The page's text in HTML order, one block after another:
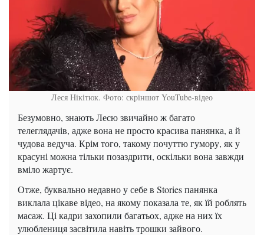
Леся Нікітюк. Фото: скріншот YouTube-відео
Безумовно, знають Лесю звичайно ж багато
телеглядачів, адже вона не просто красива панянка, а й
чудова ведуча. Крім того, такому почуттю гумору, як у
красуні можна тільки позаздрити, оскільки вона завжди
вміло жартує.
Отже, буквально недавно у себе в Stories панянка
виклала цікаве відео, на якому показала те, як їй роблять
масаж. Ці кадри захопили багатьох, адже на них їх
улюблениця засвітила навіть трошки зайвого.